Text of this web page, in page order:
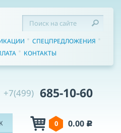
СПЕЦПРЕДЛОЖЕНИЯ
КОНТАКТЫ
+7(499) 685-10-60
0 0.00 c